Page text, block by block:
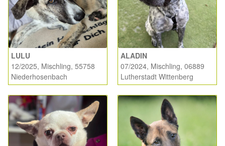
LULU
12/2025, Mischling, 55758
Niederhosenbach
ALADIN
07/2024, Mischling, 06889
Lutherstadt Wittenberg